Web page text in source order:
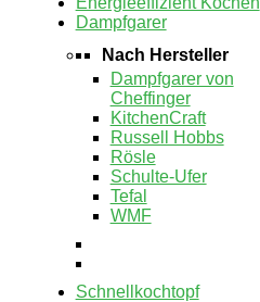
Dampfgarer
Nach Hersteller
Dampfgarer von
Cheffinger
KitchenCraft
Russell Hobbs
Rösle
Schulte-Ufer
Tefal
WMF
Schnellkochtopf